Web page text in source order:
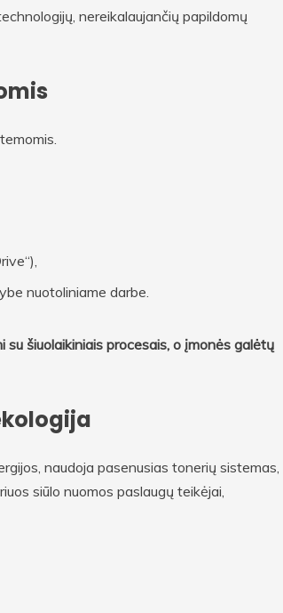
nereikalaujančių papildomų
nuotoliniame darbe.
šiuolaikiniais procesais, o įmonės galėtų
naudoja pasenusias tonerių sistemas,
siūlo nuomos paslaugų teikėjai,